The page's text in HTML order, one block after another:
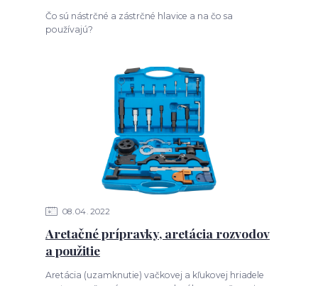
Čo sú nástrčné a zástrčné hlavice a na čo sa
používajú?
08 04 2022
Aretačné prípravky, aretácia rozvodov
a použitie
Aretácia (uzamknutie) vačkovej a kľukovej hriadele